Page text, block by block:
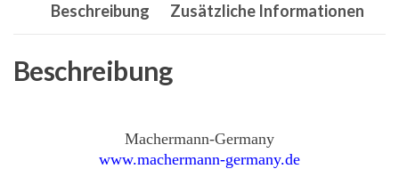
Rieme
Beschreibung Zusätzliche Informationen
Beschreibung
Machermann-Germany
www.machermann-germany.de